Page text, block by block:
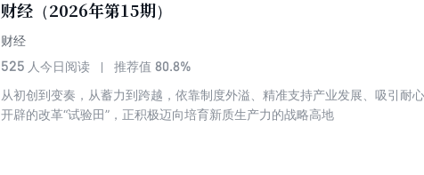
财经（2026年第15期）
财经
525 人今日阅读 推荐值 80.8%
从初创到变奏，从蓄力到跨越，依靠制度外溢、精准支持产业发展、吸引耐
开辟的改革“试验田”，正积极迈向培育新质生产力的战略高地